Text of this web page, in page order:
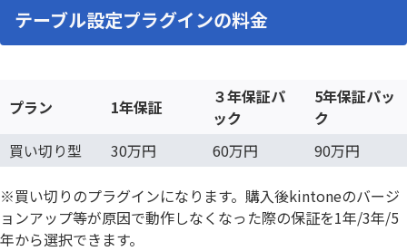
テーブル設定プラグインの料金
プラン 1年保証
３年保証パ
ック
5年保証パッ
ク
買い切り型
30万円 60万円 90万円
※買い切りのプラグインになります。購入後kintoneのバージ
ョンアップ等が原因で動作しなくなった際の保証を1年/3年/5
年から選択できます。